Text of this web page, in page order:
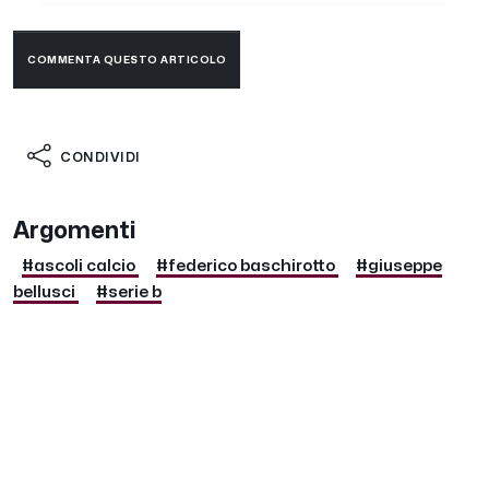
COMMENTA QUESTO ARTICOLO
CONDIVIDI
Argomenti
#ascoli calcio #federico baschirotto
#giuseppe
bellusci
#serie b